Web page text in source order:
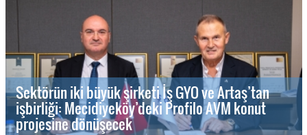
Sektörün iki büyük şirketi İş GYO ve Artaş’tan
işbirliği: Mecidiyeköy’deki Profilo AVM konut
projesine dönüşecek